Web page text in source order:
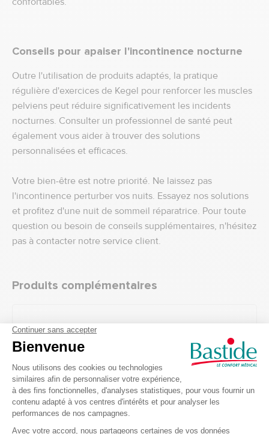
Conseils pour apaiser l'incontinence nocturne
Outre l'utilisation de produits adaptés, la pratique
régulière d'exercices de Kegel pour renforcer les muscles
pelviens peut réduire significativement les incidents
nocturnes. Consulter un professionnel de santé peut
également vous aider à trouver des solutions
personnalisées et efficaces.
Votre bien-être est notre priorité. Ne laissez pas
l'incontinence perturber vos nuits. Essayez nos solutions
et profitez d'une nuit de sommeil réparatrice. Pour toute
question ou besoin de conseils supplémentaires, n'hésitez
pas à contacter notre service client.
Produits complémentaires